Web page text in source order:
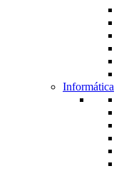
Informática